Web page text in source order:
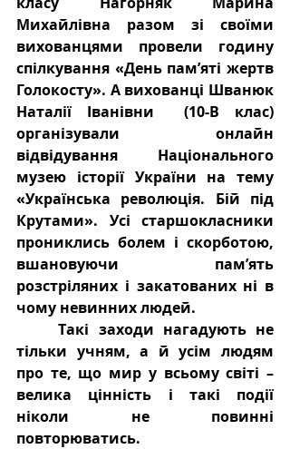
Михайлівна разом зі своїми
вихованцями провели годину
спілкування «День пам’яті жертв
Голокосту». А вихованці Шванюк
Наталії Іванівни  (10-В клас)
організували онлайн
відвідування Національного
музею історії України на тему
«Українська революція. Бій під
Крутами». Усі старшокласники
прониклись болем і скорботою,
вшановуючи пам’ять
розстріляних і закатованих ні в
чому невинних людей.
Такі заходи нагадують не
тільки учням, а й усім людям
про те, що мир у всьому світі –
велика цінність і такі події
ніколи не повинні
повторюватись.